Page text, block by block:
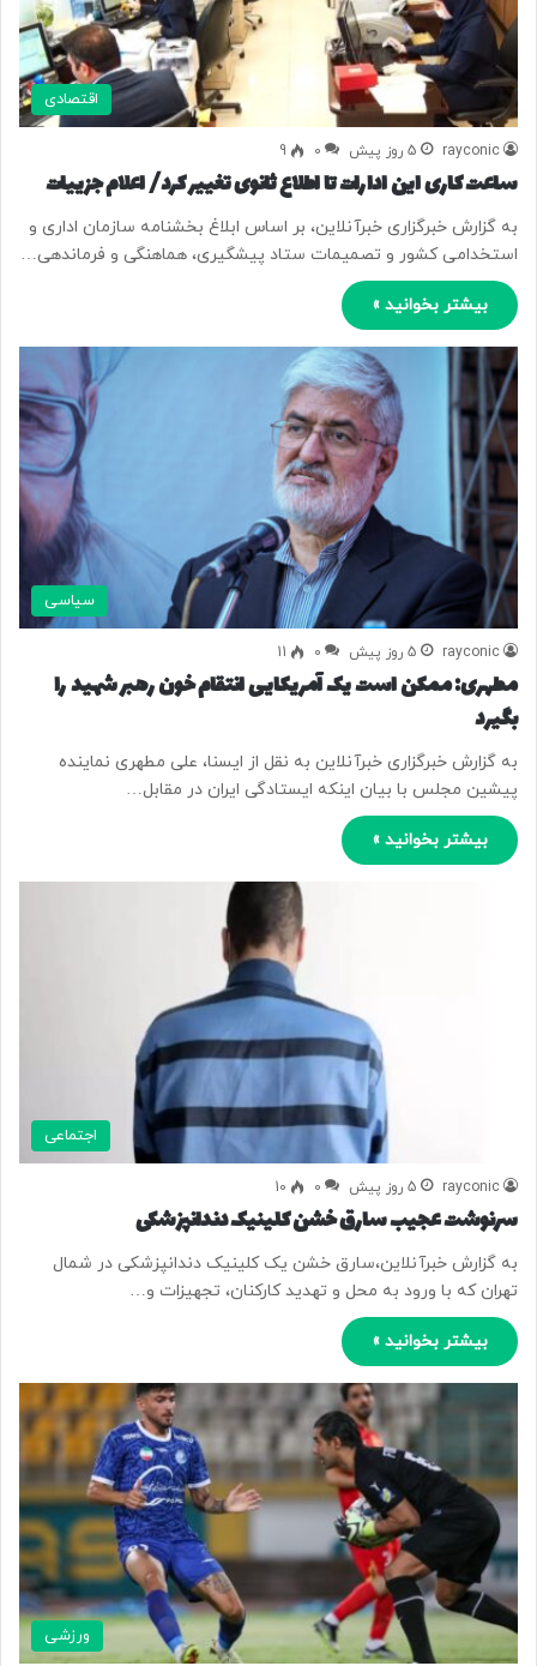
اقتصادی
rayconic 5 روز پیش 0
9
ساعت کاری این ادارات تا اطلاع ثانوی تغییر کرد/ اعلام جزییات
به گزارش خبرگزاری خبرآنلاین، بر اساس ابلاغ بخشنامه سازمان اداری و
استخدامی کشور و تصمیمات ستاد پیشگیری، هماهنگی و فرماندهی…
بیشتر بخوانید »
سیاسی
rayconic 5 روز پیش 0
11
مطهری: ممکن است یک آمریکایی انتقام خون رهبر شهید را
بگیرد
به گزارش خبرگزاری خبرآنلاین به نقل از ایسنا، علی مطهری نماینده
پیشین مجلس با بیان اینکه ایستادگی ایران در مقابل…
بیشتر بخوانید »
اجتماعی
rayconic 5 روز پیش 0
10
سرنوشت عجیب سارق خشن کلینیک دندانپزشکی
به گزارش خبرآنلاین،سارق خشن یک کلینیک دندانپزشکی در شمال
تهران که با ورود به محل و تهدید کارکنان، تجهیزات و…
بیشتر بخوانید »
ورزشی